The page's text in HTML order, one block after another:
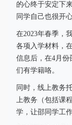
的心终于安定下
同学自己也很开心
在2023年春季，
各项入学材料，
信息后，在4月份
们有学籍咯。
同时，线上教务
上教务（包括课
学，让邵同学工